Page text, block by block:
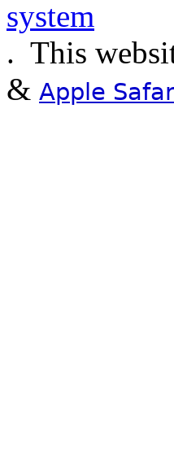
. This
& Apple